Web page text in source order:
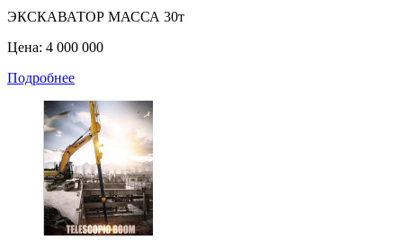
ЭКСКАВАТОР МАССА 30т
Цена: 4 000 000
Подробнее